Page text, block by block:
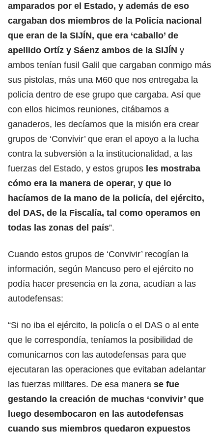
amparados por el Estado, y además de eso
cargaban dos miembros de la Policía nacional
que eran de la SIJÍN, que era ‘caballo’ de
apellido Ortíz y Sáenz ambos de la SIJÍN y
ambos tenían fusil Galil que cargaban conmigo más
sus pistolas, más una M60 que nos entregaba la
policía dentro de ese grupo que cargaba. Así que
con ellos hicimos reuniones, citábamos a
ganaderos, les decíamos que la misión era crear
grupos de ‘Convivir’ que eran el apoyo a la lucha
contra la subversión a la institucionalidad, a las
fuerzas del Estado, y estos grupos les mostraba
cómo era la manera de operar, y que lo
hacíamos de la mano de la policía, del ejército,
del DAS, de la Fiscalía, tal como operamos en
todas las zonas del país”.
Cuando estos grupos de ‘Convivir’ recogían la
información, según Mancuso pero el ejército no
podía hacer presencia en la zona, acudían a las
autodefensas:
“Si no iba el ejército, la policía o el DAS o al ente
que le correspondía, teníamos la posibilidad de
comunicarnos con las autodefensas para que
ejecutaran las operaciones que evitaban adelantar
las fuerzas militares. De esa manera se fue
gestando la creación de muchas ‘convivir’ que
luego desembocaron en las autodefensas
cuando sus miembros quedaron expuestos